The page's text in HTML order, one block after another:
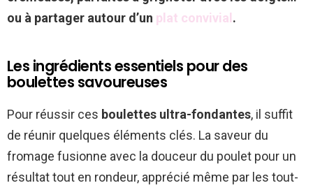
ou à partager autour d’un plat convivial .
Les ingrédients essentiels pour des
boulettes savoureuses
Pour réussir ces boulettes ultra-fondantes, il suffit
de réunir quelques éléments clés. La saveur du
fromage fusionne avec la douceur du poulet pour un
résultat tout en rondeur, apprécié même par les tout-